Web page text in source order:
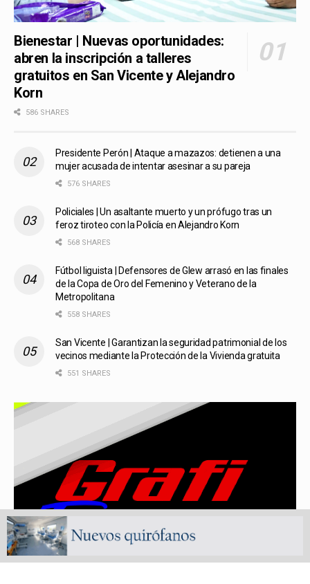
Bienestar | Nuevas oportunidades:
abren la inscripción a talleres
gratuitos en San Vicente y Alejandro
Korn
586 SHARES
Presidente Perón | Ataque a mazazos: detienen a una
mujer acusada de intentar asesinar a su pareja
576 SHARES
Policiales | Un asaltante muerto y un prófugo tras un
feroz tiroteo con la Policía en Alejandro Korn
568 SHARES
Fútbol liguista | Defensores de Glew arrasó en las finales
de la Copa de Oro del Femenino y Veterano de la
Metropolitana
558 SHARES
San Vicente | Garantizan la seguridad patrimonial de los
vecinos mediante la Protección de la Vivienda gratuita
551 SHARES